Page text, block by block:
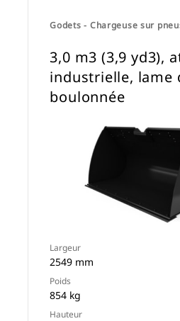
Godets - Chargeuse sur
3,0 m3 (3,9 yd3),
industrielle, lame
boulonnée
Largeur
2549 mm
Poids
854 kg
Hauteur